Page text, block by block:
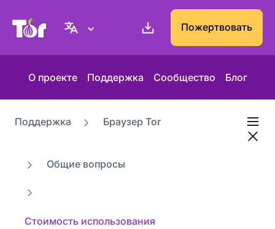
Веб-сайт Проекта Tor Пожертвовать
О проекте Поддержка Сообщество Блог
Поддержка Браузер Tor
Общие вопросы
Стоимость использования